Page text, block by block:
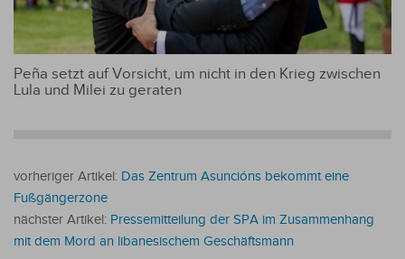
Peña setzt auf Vorsicht, um nicht in den Krieg zwischen
Lula und Milei zu geraten
vorheriger Artikel: Das Zentrum Asuncións bekommt eine
Fußgängerzone
nächster Artikel: Pressemitteilung der SPA im Zusammenhang
mit dem Mord an libanesischem Geschäftsmann